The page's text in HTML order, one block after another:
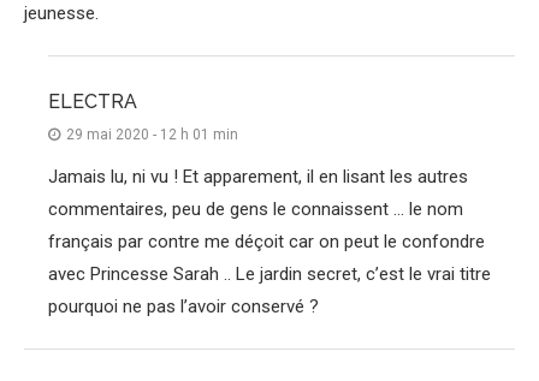
jeunesse.
ELECTRA
29 mai 2020 - 12 h 01 min
Jamais lu, ni vu ! Et apparement, il en lisant les autres
commentaires, peu de gens le connaissent … le nom
français par contre me déçoit car on peut le confondre
avec Princesse Sarah .. Le jardin secret, c’est le vrai titre
pourquoi ne pas l’avoir conservé ?